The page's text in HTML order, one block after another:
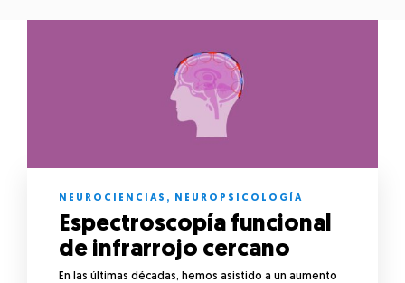
NEUROCIENCIAS , NEUROPSICOLOGÍA
Espectroscopía funcional
de infrarrojo cercano
En las últimas décadas, hemos asistido a un aumento